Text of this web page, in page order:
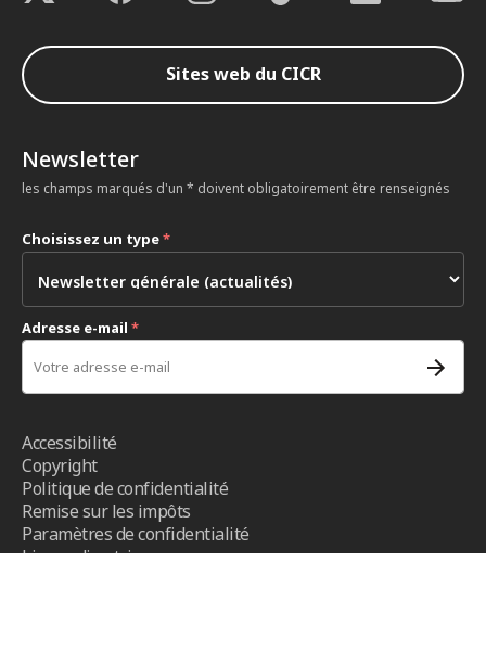
Sites web du CICR
Newsletter
les champs marqués d'un * doivent obligatoirement être renseignés
Choisissez un type*
Adresse e-mail *
Accessibilité
Copyright
Politique de confidentialité
Remise sur les impôts
Paramètres de confidentialité
Lignes directrices